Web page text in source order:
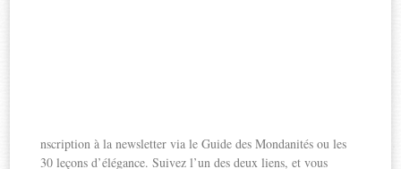
nscription à la newsletter via le Guide des Mondanités ou les
30 leçons d’élégance. Suivez l’un des deux liens, et vous